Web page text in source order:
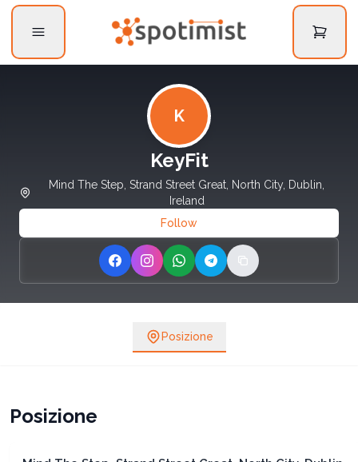
K
KeyFit
Mind The Step, Strand Street Great, North City, Dublin,
Ireland
Follow
Share on Facebook
Share on Instagram
Share on WhatsApp
Share on Telegram
Copy link
Posizione
Posizione